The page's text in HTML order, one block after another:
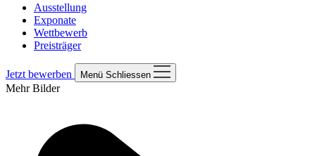
Ausstellung
Exponate
Wettbewerb
Preisträger
Jetzt bewerben Menü Schliessen
Mehr Bilder